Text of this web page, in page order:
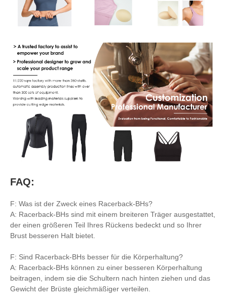
FAQ:
F: Was ist der Zweck eines Racerback-BHs?
A: Racerback-BHs sind mit einem breiteren Träger ausgestattet,
der einen größeren Teil Ihres Rückens bedeckt und so Ihrer
Brust besseren Halt bietet.
F: Sind Racerback-BHs besser für die Körperhaltung?
A: Racerback-BHs können zu einer besseren Körperhaltung
beitragen, indem sie die Schultern nach hinten ziehen und das
Gewicht der Brüste gleichmäßiger verteilen.